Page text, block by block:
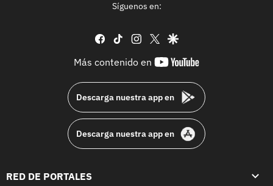
Síguenos en:
facebook
tiktok instagram
twittergoogle
Más contenido en
youtube-
Descarga nuestra app en
Descarga nuestra app en
RED DE PORTALES